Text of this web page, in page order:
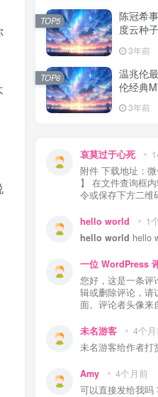
陈冠希
度云种
门全部图
3年前
TOP5
温兆伦
伦经典
3年前
TOP6
哀莫过于心死
附件 下载地址：
】 在文件查询框
令或保存下方二维
hello world 1
hello world hello
您好，这是一条评
辑或删除评论，请
面。评论者头像来
未名游客 4个
未名游客给作者打
Amy 4个月前
可以直接发给我吗